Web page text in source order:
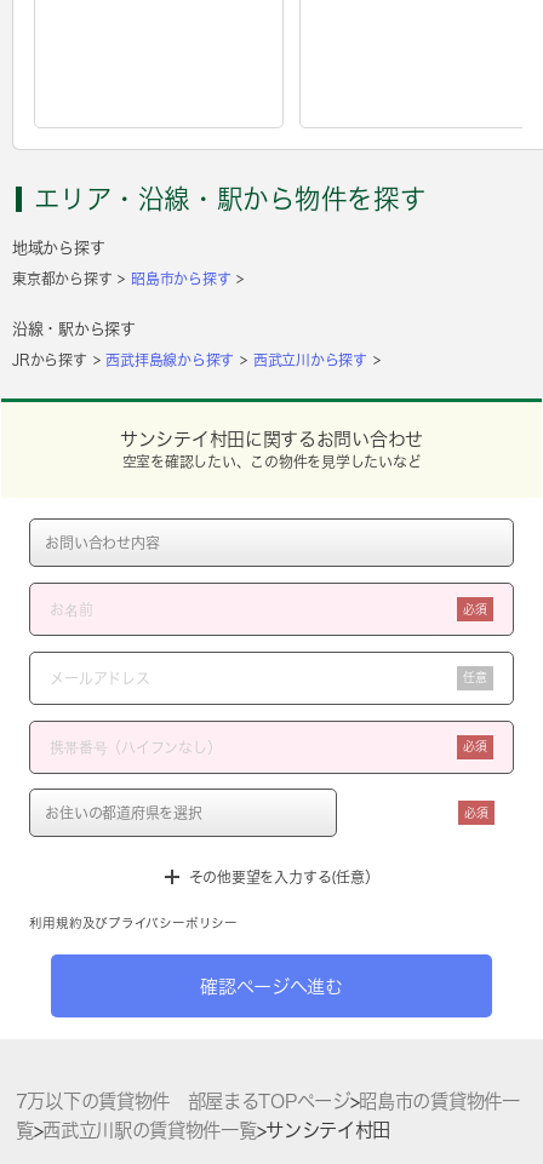
エリア・沿線・駅から物件を探す
地域から探す
東京都から探す 昭島市から探す
沿線・駅から探す
JRから探す 西武拝島線から探す 西武立川から探す
サンシテイ村田に関するお問い合わせ
空室を確認したい、この物件を見学したいなど
必須
任意
必須
必須
その他要望を入力する(任意）
利用規約 及び プライバシーポリシー
確認ページへ進む
7万以下の賃貸物件 部屋まるTOPページ>昭島市の賃貸物件一
覧>西武立川駅の賃貸物件一覧>サンシテイ村田